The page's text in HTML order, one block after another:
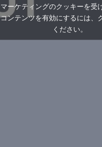
マーケティングのクッキーを受
コンテンツを有効にするには、
ください。